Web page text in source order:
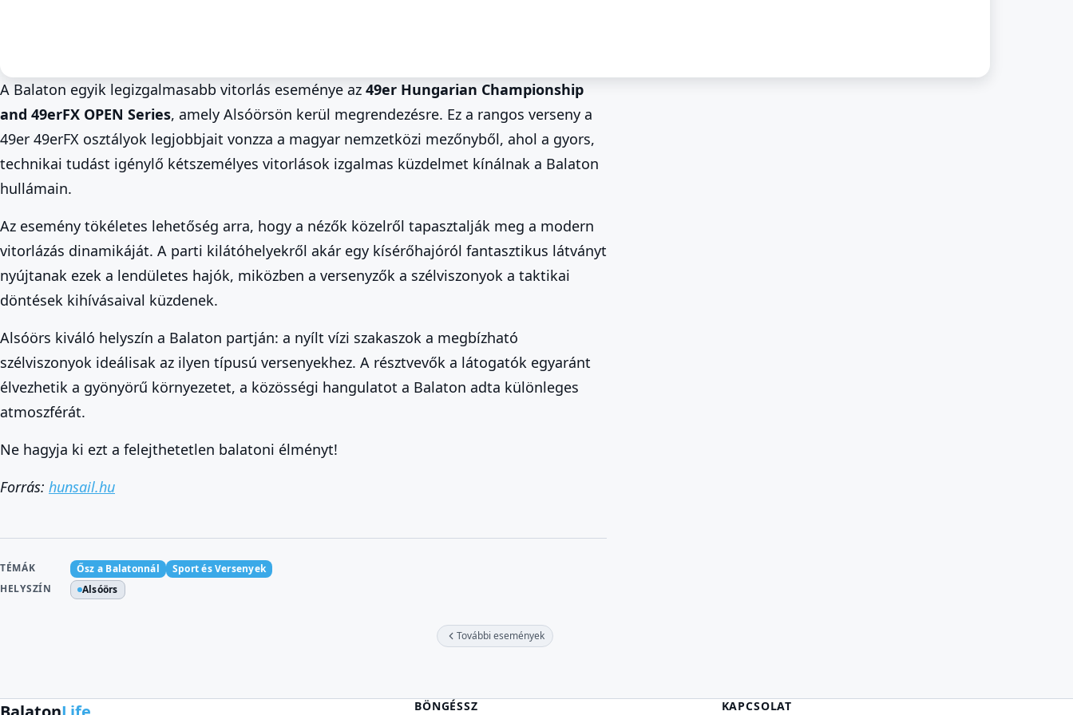
Ősz a Balatonnál Sport és Versenyek Alsóörs
Vitorlásverseny a Balatonon: 49er Magyar
Bajnokság Alsóörsön
Sep 30. 00:00 – Oct 4. 00:00
A Balaton egyik legizgalmasabb vitorlás eseménye az 49er Hungarian Championship
and 49erFX OPEN Series, amely Alsóörsön kerül megrendezésre. Ez a rangos verseny a
49er 49erFX osztályok legjobbjait vonzza a magyar nemzetközi mezőnyből, ahol a gyors,
technikai tudást igénylő kétszemélyes vitorlások izgalmas küzdelmet kínálnak a Balaton
hullámain.
Az esemény tökéletes lehetőség arra, hogy a nézők közelről tapasztalják meg a modern
vitorlázás dinamikáját. A parti kilátóhelyekről akár egy kísérőhajóról fantasztikus látványt
nyújtanak ezek a lendületes hajók, miközben a versenyzők a szélviszonyok a taktikai
döntések kihívásaival küzdenek.
Alsóörs kiváló helyszín a Balaton partján: a nyílt vízi szakaszok a megbízható
szélviszonyok ideálisak az ilyen típusú versenyekhez. A résztvevők a látogatók egyaránt
élvezhetik a gyönyörű környezetet, a közösségi hangulatot a Balaton adta különleges
atmoszférát.
Ne hagyja ki ezt a felejthetetlen balatoni élményt!
Forrás: hunsail.hu
TÉMÁK Ősz a Balatonnál
Sport és Versenyek
HELYSZÍN
Alsóörs
További események
BÖNGÉSSZ KAPCSOLAT